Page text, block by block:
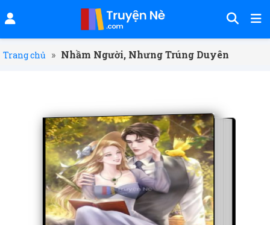
Trang chủ » Nhầm Người, Nhưng Trúng Duyên